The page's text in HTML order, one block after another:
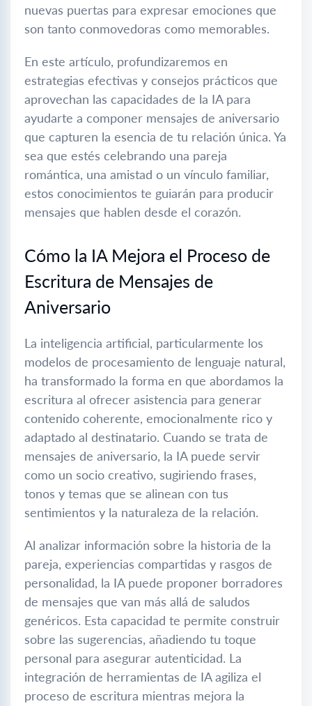
nuevas puertas para expresar emociones que
son tanto conmovedoras como memorables.
En este artículo, profundizaremos en
estrategias efectivas y consejos prácticos que
aprovechan las capacidades de la IA para
ayudarte a componer mensajes de aniversario
que capturen la esencia de tu relación única. Ya
sea que estés celebrando una pareja
romántica, una amistad o un vínculo familiar,
estos conocimientos te guiarán para producir
mensajes que hablen desde el corazón.
Cómo la IA Mejora el Proceso de
Escritura de Mensajes de
Aniversario
La inteligencia artificial, particularmente los
modelos de procesamiento de lenguaje natural,
ha transformado la forma en que abordamos la
escritura al ofrecer asistencia para generar
contenido coherente, emocionalmente rico y
adaptado al destinatario. Cuando se trata de
mensajes de aniversario, la IA puede servir
como un socio creativo, sugiriendo frases,
tonos y temas que se alinean con tus
sentimientos y la naturaleza de la relación.
Al analizar información sobre la historia de la
pareja, experiencias compartidas y rasgos de
personalidad, la IA puede proponer borradores
de mensajes que van más allá de saludos
genéricos. Esta capacidad te permite construir
sobre las sugerencias, añadiendo tu toque
personal para asegurar autenticidad. La
integración de herramientas de IA agiliza el
proceso de escritura mientras mejora la